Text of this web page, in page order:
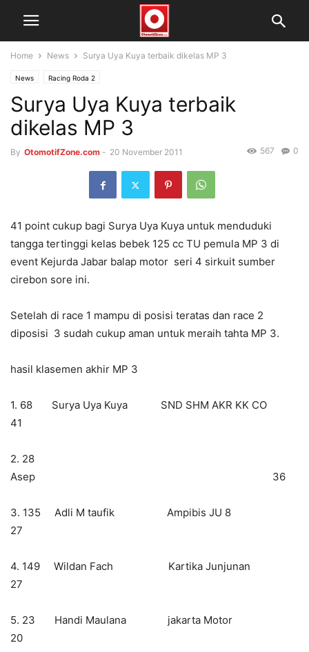
Home News Surya Uya Kuya terbaik dikelas MP 3
News Racing Roda 2
Surya Uya Kuya terbaik
dikelas MP 3
By OtomotifZone.com - 20 November 2011 0
567
41 point cukup bagi Surya Uya Kuya untuk menduduki
tangga tertinggi kelas bebek 125 cc TU pemula MP 3 di
event Kejurda Jabar balap motor seri 4 sirkuit sumber
cirebon sore ini.
Setelah di race 1 mampu di posisi teratas dan race 2
diposisi 3 sudah cukup aman untuk meraih tahta MP 3.
hasil klasemen akhir MP 3
1. 68 Surya Uya Kuya SND SHM AKR KK CO
41
2. 28
Asep 36
3. 135 Adli M taufik Ampibis JU 8
27
4. 149 Wildan Fach Kartika Junjunan
27
5. 23 Handi Maulana jakarta Motor
20